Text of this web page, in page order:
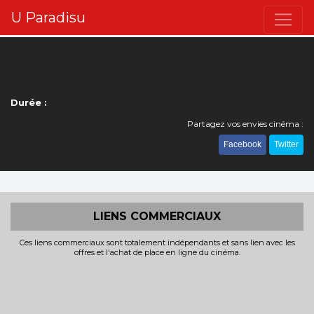
U Paradisu
Durée :
Partagez vos envies cinéma :
Facebook Twitter
LIENS COMMERCIAUX
Ces liens commerciaux sont totalement indépendants et sans lien avec les
offres et l'achat de place en ligne du cinéma.